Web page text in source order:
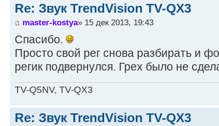
Re: Звук TrendVision TV-QX3
master-kostya» 15 дек 2013, 19:43
Спасибо.
Просто свой рег снова разбирать и
регик подвернулся. Грех было не
TV-Q5NV, TV-QX3
Re: Звук TrendVision TV-QX3